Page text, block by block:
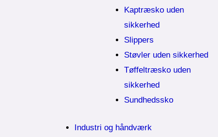
Kaptræsko uden
sikkerhed
Slippers
Støvler uden sikkerhed
Tøffeltræsko uden
sikkerhed
Sundhedssko
Industri og håndværk